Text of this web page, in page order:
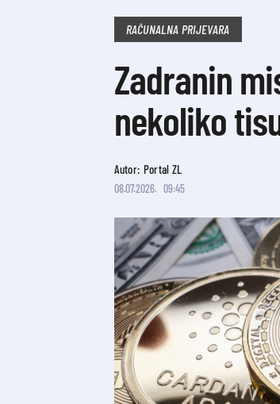
RAČUNALNA PRIJEVARA
Zadranin
nekoliko
Autor: Portal ZL
08.07.2026. 09:45